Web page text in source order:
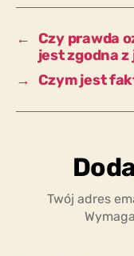
← Czy prawda
jest zgodna
→ Czym jest
Twój adres